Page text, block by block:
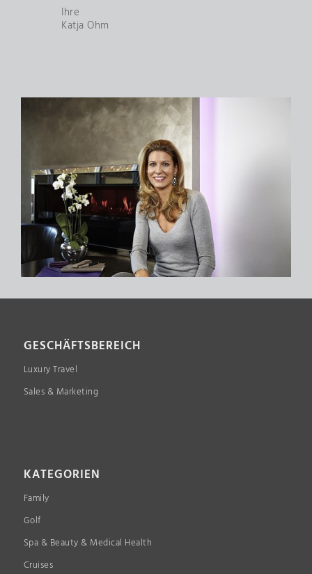
Ihre
Katja Ohm
GESCHÄFTSBEREICH
Luxury Travel
Sales & Marketing
KATEGORIEN
Family
Golf
Spa & Beauty & Medical Health
Cruises